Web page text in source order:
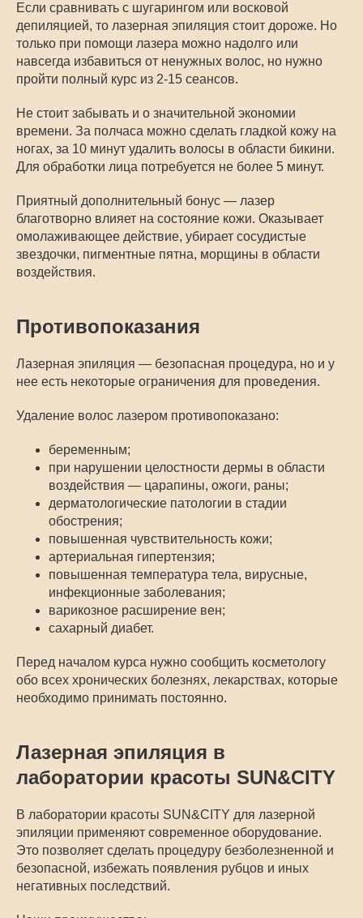
Если сравнивать с шугарингом или восковой
депиляцией, то лазерная эпиляция стоит дороже. Но
только при помощи лазера можно надолго или
навсегда избавиться от ненужных волос, но нужно
пройти полный курс из 2-15 сеансов.
Не стоит забывать и о значительной экономии
времени. За полчаса можно сделать гладкой кожу на
ногах, за 10 минут удалить волосы в области бикини.
Для обработки лица потребуется не более 5 минут.
Приятный дополнительный бонус — лазер
благотворно влияет на состояние кожи. Оказывает
омолаживающее действие, убирает сосудистые
звездочки, пигментные пятна, морщины в области
воздействия.
Противопоказания
Лазерная эпиляция — безопасная процедура, но и у
нее есть некоторые ограничения для проведения.
Удаление волос лазером противопоказано:
беременным;
при нарушении целостности дермы в области
воздействия — царапины, ожоги, раны;
дерматологические патологии в стадии
обострения;
повышенная чувствительность кожи;
артериальная гипертензия;
повышенная температура тела, вирусные,
инфекционные заболевания;
варикозное расширение вен;
сахарный диабет.
Перед началом курса нужно сообщить косметологу
обо всех хронических болезнях, лекарствах, которые
необходимо принимать постоянно.
Лазерная эпиляция в
лаборатории красоты SUN&CITY
В лаборатории красоты SUN&CITY для лазерной
эпиляции применяют современное оборудование.
Это позволяет сделать процедуру безболезненной и
безопасной, избежать появления рубцов и иных
негативных последствий.